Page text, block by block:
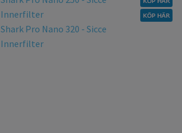
Innerfilter
Shark Pro Nano 320 - Sicce
Innerfilter